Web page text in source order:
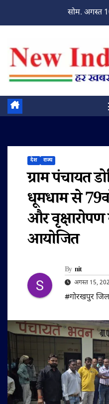
सोम. अगस्त
देश राज्य
ग्राम पंचायत
धूमधाम से
और वृक्षारोपण
आयोजित
By nit
अगस्त 15,
#गोरखपुर